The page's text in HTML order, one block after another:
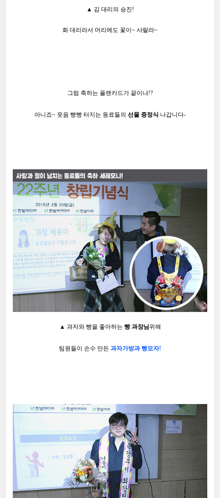
▲ 김 대리의 승진!
화 대리라서 머리에도 꽃이~ 샤랄라~
그럼 축하는 플랜카드가 끝이냐!?
아니죠~ 웃음 빵빵 터지는 동료들의 선물 증정식 나갑니다-
▲ 과자와 빵을 좋아하는 빵 과장님위해
팀원들이 손수 만든 과자가방과 빵모자!